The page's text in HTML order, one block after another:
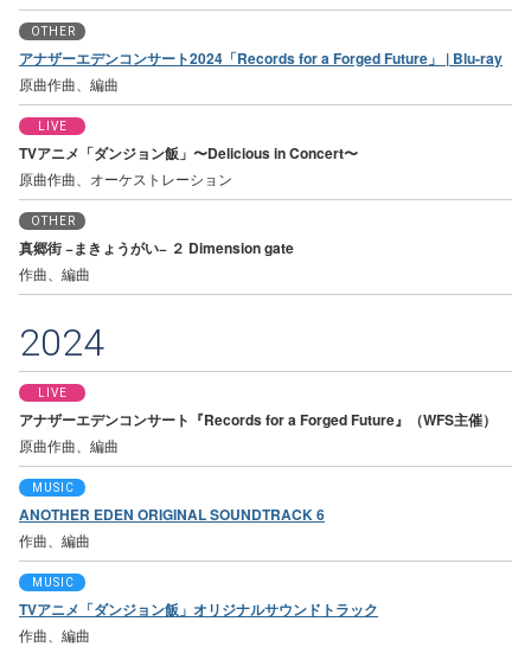
OTHER
アナザーエデンコンサート2024「Records for a Forged Future」 | Blu-ray
原曲作曲、編曲
LIVE
TVアニメ「ダンジョン飯」〜Delicious in Concert〜
原曲作曲、オーケストレーション
OTHER
真郷街 −まきょうがい− ２ Dimension gate
作曲、編曲
2024
LIVE
アナザーエデンコンサート『Records for a Forged Future』（WFS主催）
原曲作曲、編曲
MUSIC
ANOTHER EDEN ORIGINAL SOUNDTRACK 6
作曲、編曲
MUSIC
TVアニメ「ダンジョン飯」オリジナルサウンドトラック
作曲、編曲